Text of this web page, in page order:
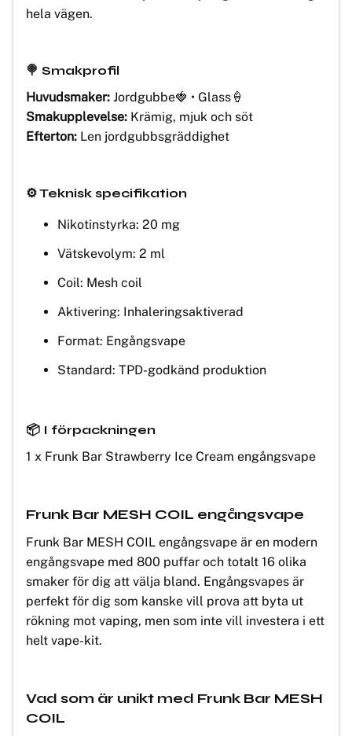
hela vägen.
🍭 Smakprofil
Huvudsmaker: Jordgubbe🍓 • Glass🍦
Smakupplevelse: Krämig, mjuk och söt
Efterton: Len jordgubbsgräddighet
⚙️ Teknisk specifikation
Nikotinstyrka: 20 mg
Vätskevolym: 2 ml
Coil: Mesh coil
Aktivering: Inhaleringsaktiverad
Format: Engångsvape
Standard: TPD-godkänd produktion
📦 I förpackningen
1 x Frunk Bar Strawberry Ice Cream engångsvape
Frunk Bar MESH COIL engångsvape
Frunk Bar MESH COIL engångsvape är en modern
engångsvape med 800 puffar och totalt 16 olika
smaker för dig att välja bland. Engångsvapes är
perfekt för dig som kanske vill prova att byta ut
rökning mot vaping, men som inte vill investera i ett
helt vape-kit.
Vad som är unikt med Frunk Bar MESH
COIL